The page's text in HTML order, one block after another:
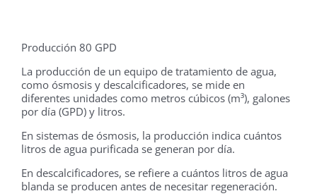
Producción 80 GPD
La producción de un equipo de tratamiento de agua,
como ósmosis y descalcificadores, se mide en
diferentes unidades como metros cúbicos (m³), galones
por día (GPD) y litros.
En sistemas de ósmosis, la producción indica cuántos
litros de agua purificada se generan por día.
En descalcificadores, se refiere a cuántos litros de agua
blanda se producen antes de necesitar regeneración.